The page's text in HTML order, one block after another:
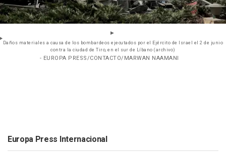
Daños materiales a causa de los bombardeos ejecutados por el Ejército de Israel el 2 de junio
contra la ciudad de Tiro, en el sur de Líbano (archivo)
- EUROPA PRESS/CONTACTO/MARWAN NAAMANI
Europa Press Internacional